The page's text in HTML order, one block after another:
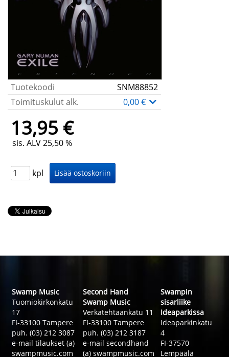
Tuotekoodi
SNM88852
Toimituskulut alk.
0,00 €
13,95 €
sis. ALV 25,50 %
kpl
Swamp Music
Tuomiokirkonkatu
17
FI-33100 Tampere
puh. (03) 212 3087
e-mail tilaukset (a)
swampmusic.com
Second Hand
Swamp Music
Verkatehtaankatu 11
FI-33100 Tampere
puh. (03) 212 3187
e-mail secondhand
(a) swampmusic.com
Swampin
sisarliike
Ideaparkissa
Ideaparkinkatu
4
FI-37570
Lempäälä